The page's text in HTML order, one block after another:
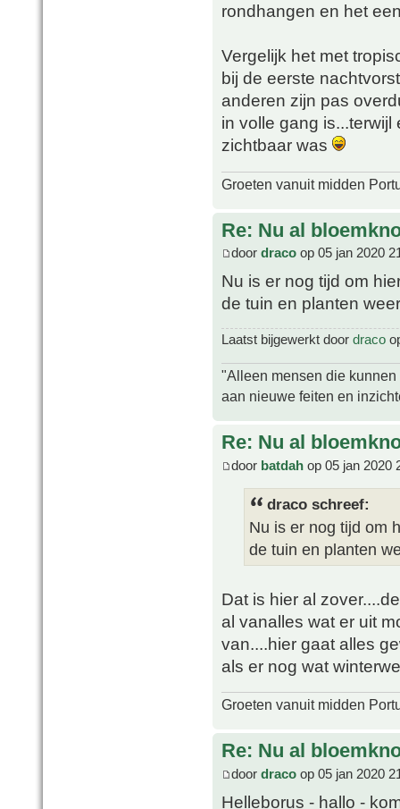
rondhangen en het
Vergelijk het met
bij de eerste
anderen zijn pas
in volle gang
zichtbaar was
Groeten vanuit midden
Re: Nu al
door draco op 05 jan 2020
Nu is er nog tijd om
de tuin en planten
Laatst bijgewerkt door draco
"Alleen mensen die
aan nieuwe feiten en
Re: Nu al
door batdah op 05 jan 2020
draco schreef:
Nu is er nog tijd om
de tuin en planten
Dat is hier al
al vanalles wat er uit
van....hier gaat alles
als er nog wat
Groeten vanuit midden
Re: Nu al
door draco op 05 jan 2020
Helleborus - hallo -